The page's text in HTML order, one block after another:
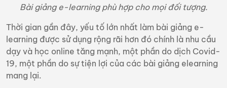
Bài giảng e-learning phù hợp cho mọi đối tượng.
Thời gian gần đây, yếu tố lớn nhất làm bài giảng e-
learning được sử dụng rộng rãi hơn đó chính là nhu cầu
dạy và học online tăng mạnh, một phần do dịch Covid-
19, một phần do sự tiện lợi của các bài giảng elearning
mang lại.